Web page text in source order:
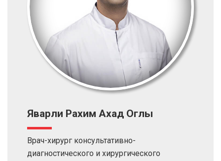
Яварли Рахим Ахад Оглы
Врач-хирург консультативно-
диагностического и хирургического